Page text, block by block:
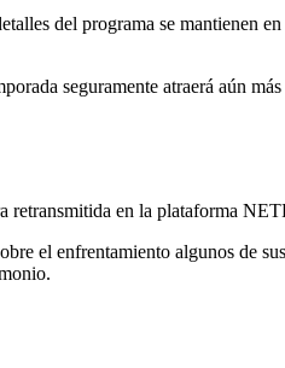
del programa se mantienen
seguramente atraerá aún
retransmitida en la plataforma
el enfrentamiento algunos de